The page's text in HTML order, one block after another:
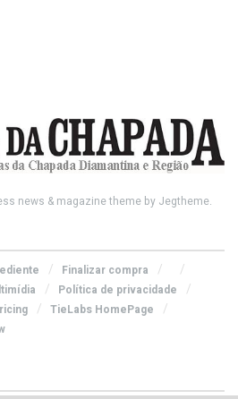
news & magazine theme by Jegtheme.
Finalizar compra
Política de privacidade
TieLabs HomePage